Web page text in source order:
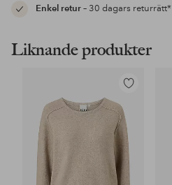
Enkel retur– 30 dagars returrätt*
Liknande produkter
Lägg
till
i
favoriter